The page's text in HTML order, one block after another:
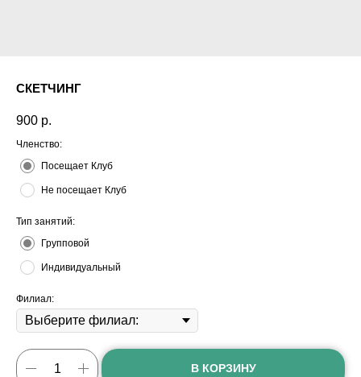
СКЕТЧИНГ
900 р.
Членство:
Посещает Клуб
Не посещает Клуб
Тип занятий:
Групповой
Индивидуальный
Филиал:
В КОРЗИНУ